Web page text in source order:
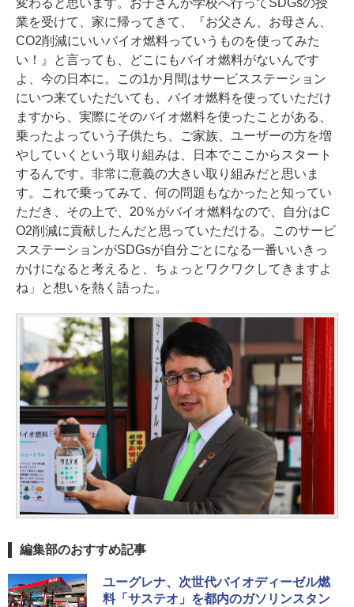
変わると思います。お子さんが学校へ行ってSDGsの授
業を受けて、家に帰ってきて、『お父さん、お母さん、
CO2削減にいいバイオ燃料っていうものを使ってみた
い！』と言っても、どこにもバイオ燃料がないんです
よ、今の日本に。この1か月間はサービスステーション
にいつ来ていただいても、バイオ燃料を使っていただけ
ますから、実際にそのバイオ燃料を使ったことがある、
乗ったよっていう子供たち、ご家族、ユーザーの方を増
やしていくという取り組みは、日本でここからスタート
するんです。非常に意義の大きい取り組みだと思いま
す。これで乗ってみて、何の問題もなかったと知ってい
ただき、その上で、20％がバイオ燃料なので、自分はC
O2削減に貢献したんだと思っていただける。このサービ
スステーションがSDGsが自分ごとになる一番いいきっ
かけになると考えると、ちょっとワクワクしてきますよ
ね」と想いを熱く語った。
編集部のおすすめ記事
ユーグレナ、次世代バイオディーゼル燃
料「サステオ」を都内のガソリンスタン